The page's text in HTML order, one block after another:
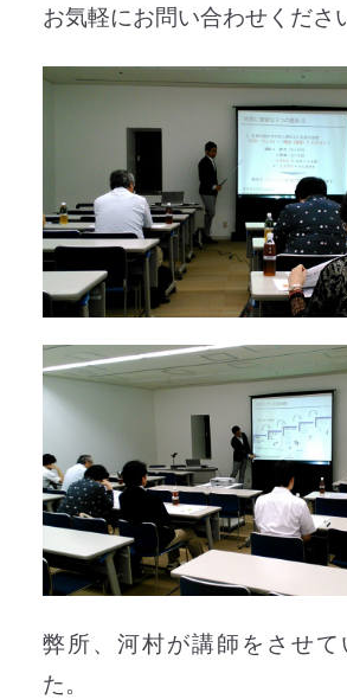
お気軽にお問い合わせくださ
弊所、河村が講師をさせて
た。